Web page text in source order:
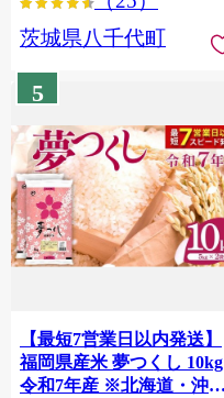
茨城県八千代町
5
【最短7営業日以内発送】
福岡県産米 夢つくし 10kg
令和7年産 ※北海道・沖